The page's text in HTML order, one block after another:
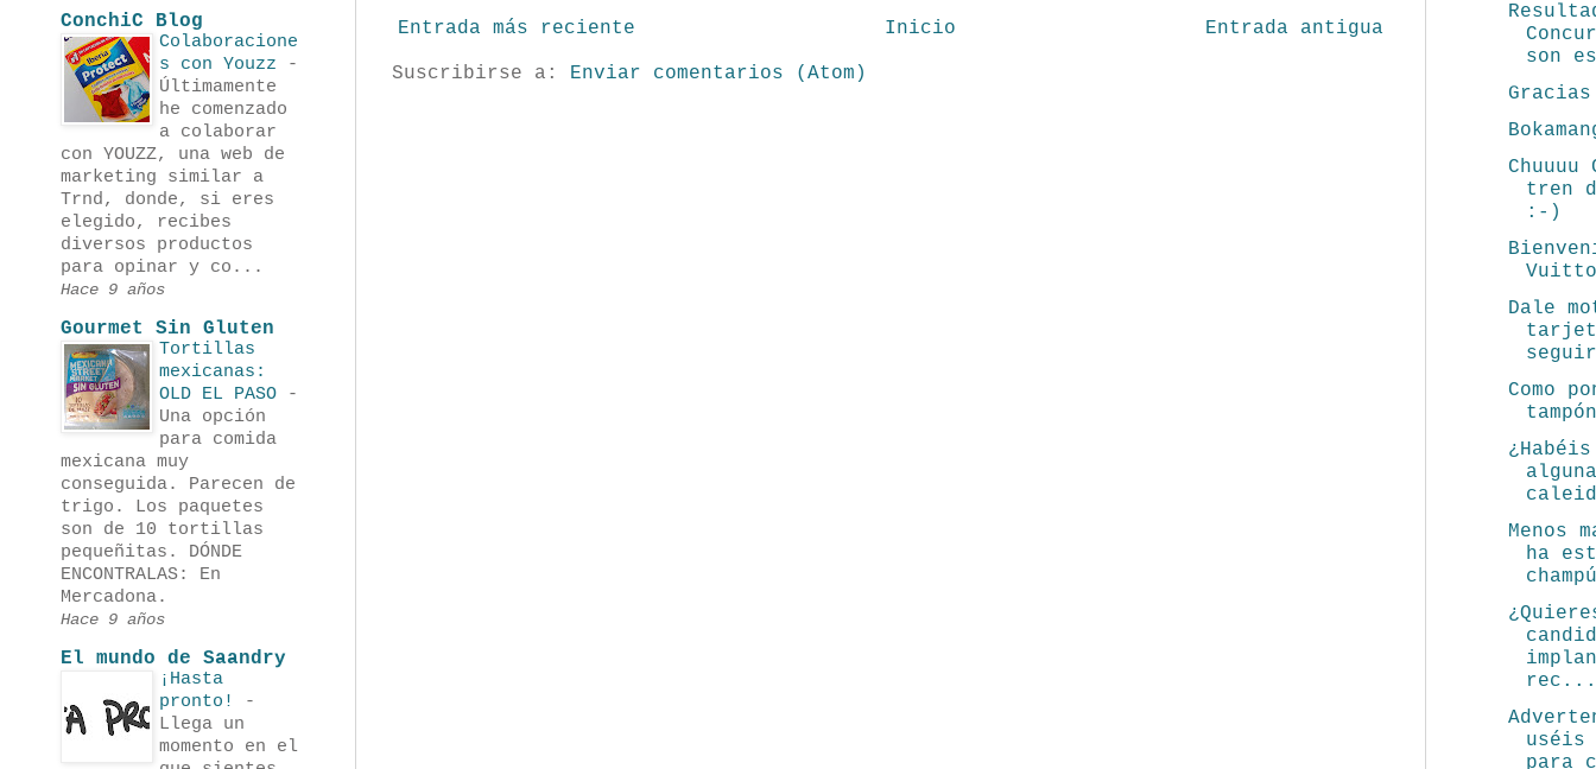
Entrada más reciente Entrada antigua
Inicio
Suscribirse a: Enviar comentarios (Atom)
ConchiC Blog
Colaboracione
s con Youzz
-
Últimamente
he comenzado
a colaborar
con YOUZZ, una web de
marketing similar a
Trnd, donde, si eres
elegido, recibes
diversos productos
para opinar y co...
Hace 9 años
Gourmet Sin Gluten
Tortillas
mexicanas:
OLD EL PASO
-
Una opción
para comida
mexicana muy
conseguida. Parecen de
trigo. Los paquetes
son de 10 tortillas
pequeñitas. DÓNDE
ENCONTRALAS: En
Mercadona.
Hace 9 años
El mundo de Saandry
¡Hasta
pronto!
-
Llega un
momento en el
son
Chuuuu
tren
:-)
Dale
Como
tampón
Menos
ha
rec...
uséis
para